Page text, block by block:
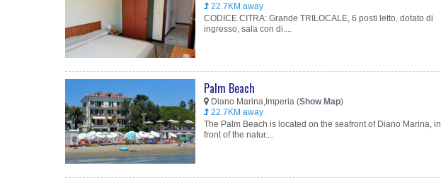
22.7KM away
CODICE CITRA: Grande TRILOCALE, 6 posti letto, dotato di
ingresso, sala con di....
Palm Beach
Diano Marina,Imperia (Show Map)
22.7KM away
The Palm Beach is located on the seafront of Diano Marina, in
front of the natur....